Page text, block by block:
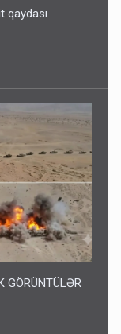
qaydası
GÖRÜNTÜLƏR